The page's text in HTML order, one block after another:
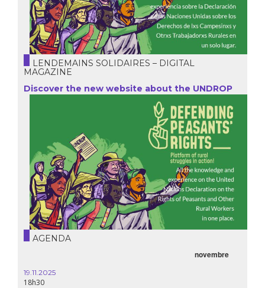
LENDEMAINS SOLIDAIRES – DIGITAL
MAGAZINE
Discover the new website about the UNDROP
AGENDA
novembre
19.11.2025
18h30